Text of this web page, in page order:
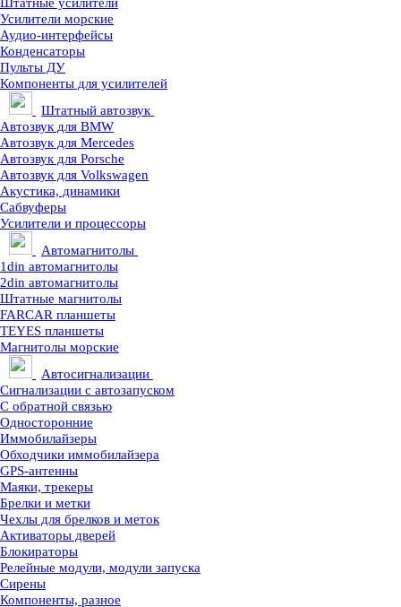
Усилители морские
Аудио-интерфейсы
Конденсаторы
Пульты ДУ
Компоненты для усилителей
Штатный автозвук
Автозвук для BMW
Автозвук для Mercedes
Автозвук для Porsche
Автозвук для Volkswagen
Акустика, динамики
Сабвуферы
Усилители и процессоры
Автомагнитолы
1din автомагнитолы
2din автомагнитолы
Штатные магнитолы
FARCAR планшеты
TEYES планшеты
Магнитолы морские
Автосигнализации
Сигнализации с автозапуском
С обратной связью
Односторонние
Иммобилайзеры
Обходчики иммобилайзера
GPS-антенны
Маяки, трекеры
Брелки и метки
Чехлы для брелков и меток
Активаторы дверей
Блокираторы
Релейные модули, модули запуска
Сирены
Компоненты, разное